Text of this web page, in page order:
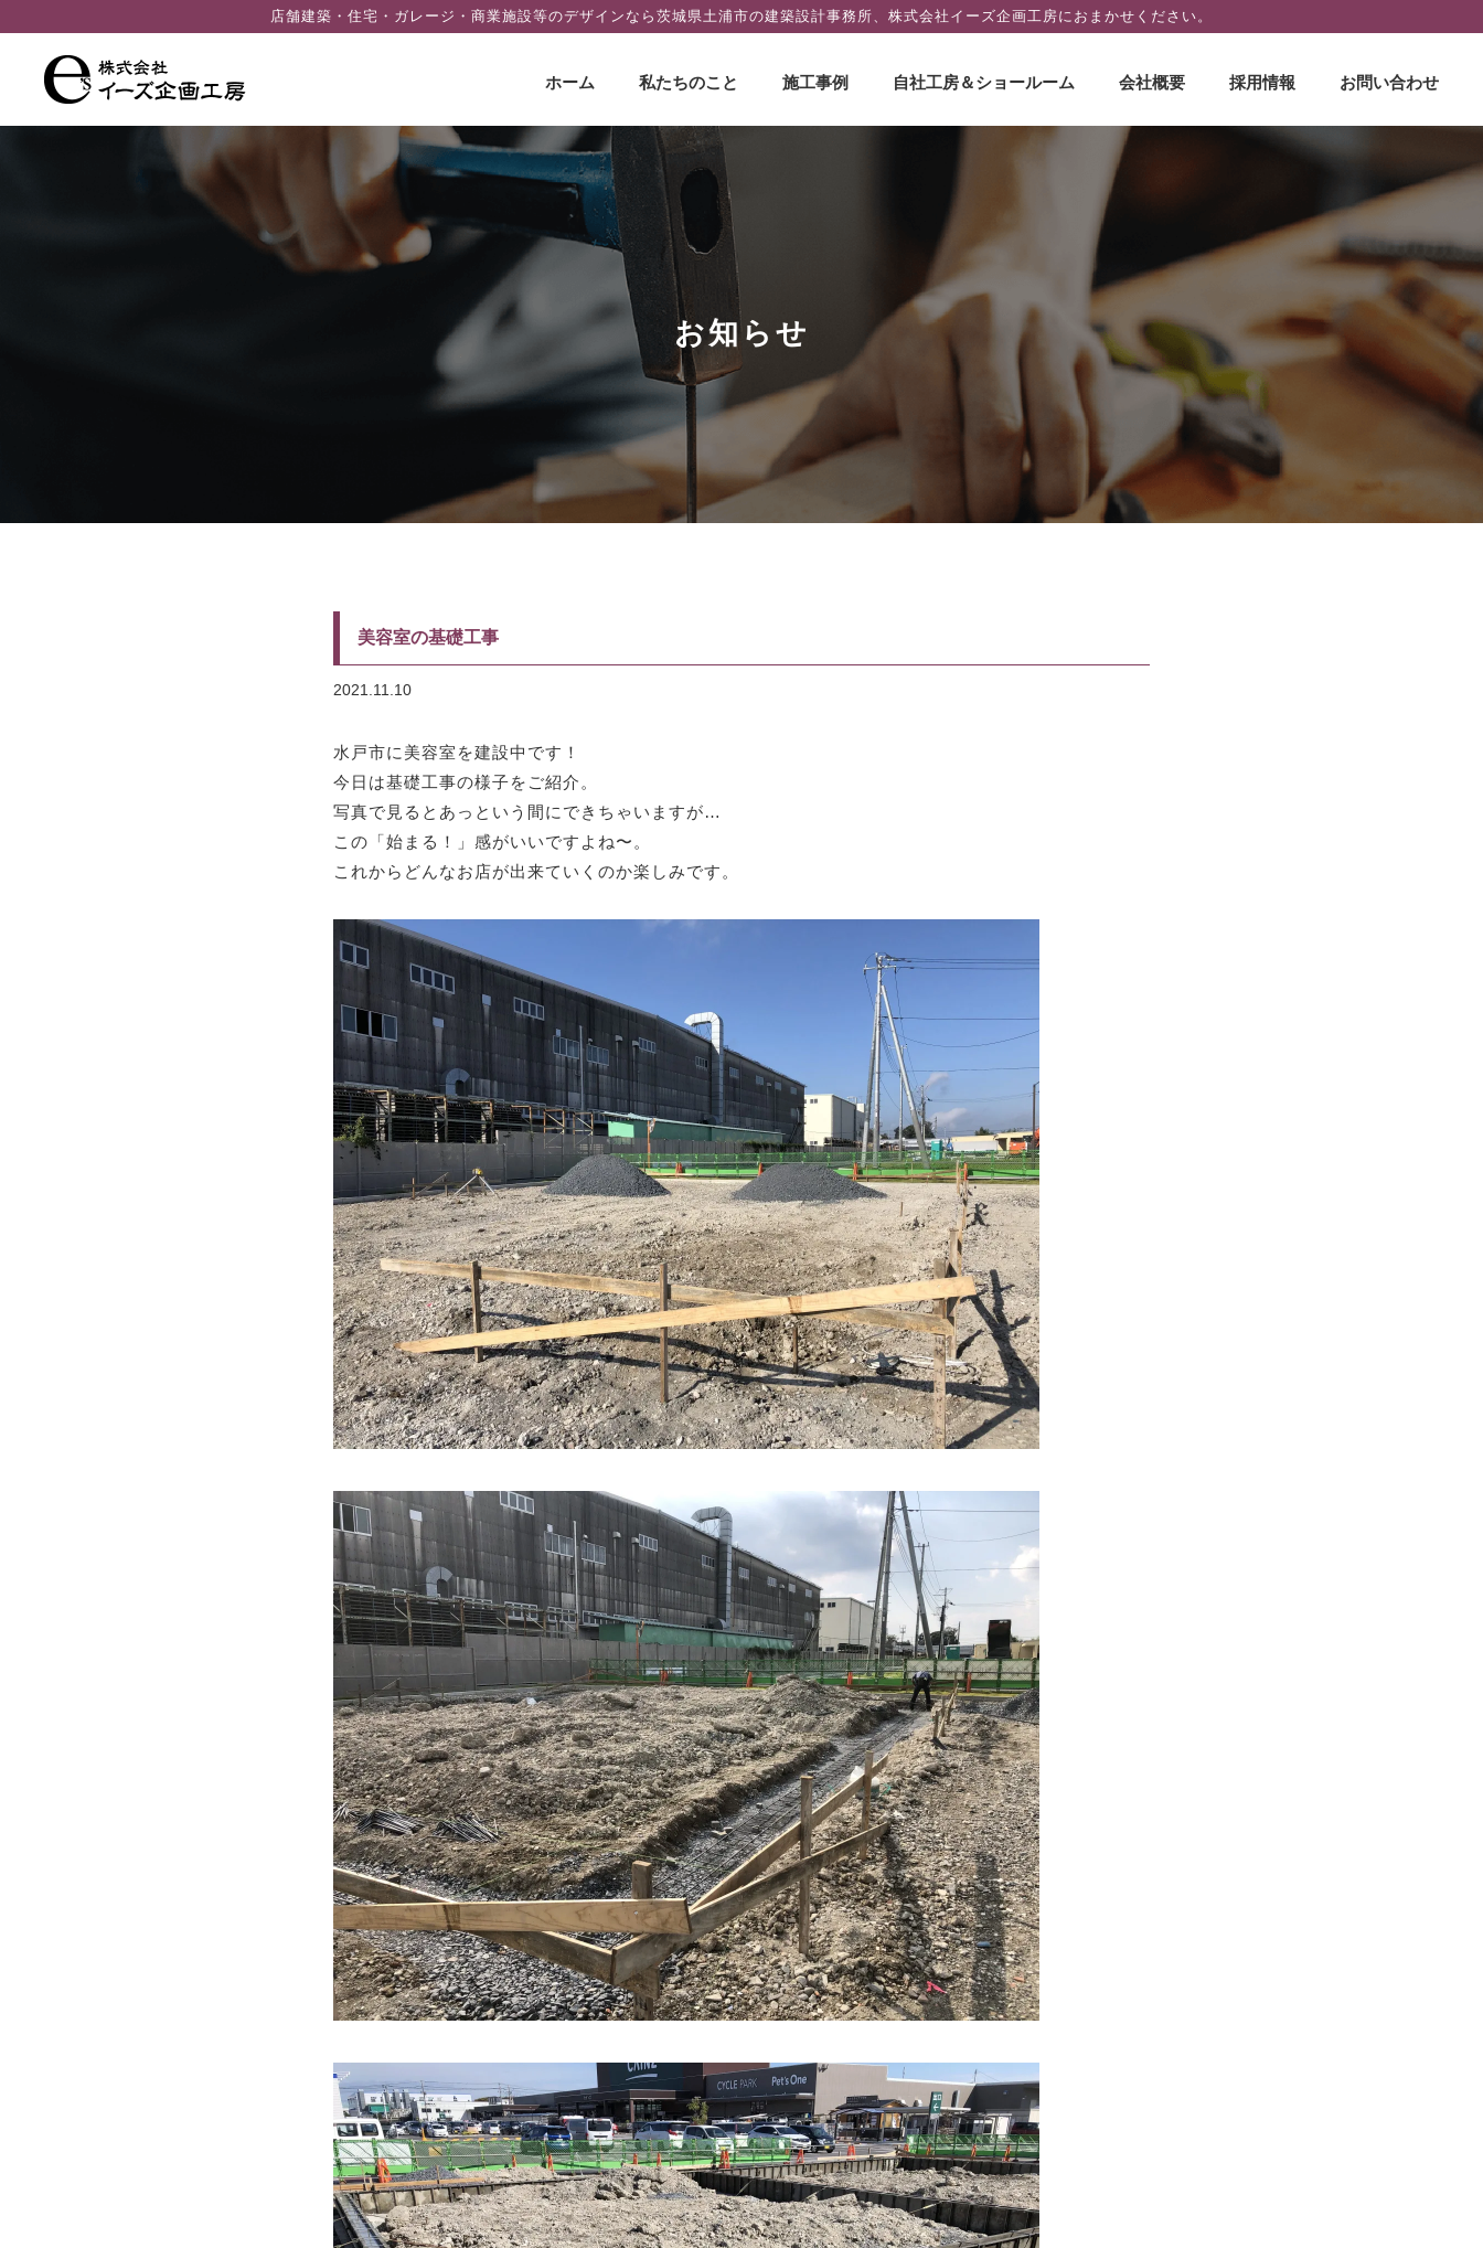
店舗建築・住宅・ガレージ・商業施設等のデザインなら茨城県土浦市の建築設計事務所、株式会社イーズ企画工房におまかせください。
コ
ン
ツ
ス
ホーム 私たちのこと 施工事例 自社工房＆ショールーム 会社概要 採用情報 お問い合わせ
お知らせ
美容室の基礎工事
2021.11.10
水戸市に美容室を建設中です！
今日は基礎工事の様子をご紹介。
写真で見るとあっという間にできちゃいますが…
この「始まる！」感がいいですよね〜。
これからどんなお店が出来ていくのか楽しみです。
キ